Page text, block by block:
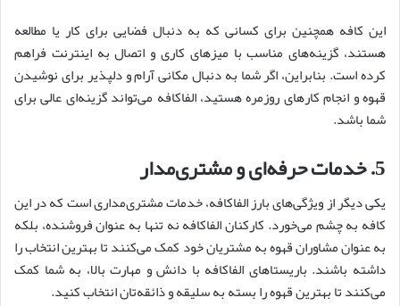
این کافه همچنین برای کسانی که به دنبال فضایی برای کار یا مطالعه
هستند، گزینه‌های مناسب با میزهای کاری و اتصال به اینترنت فراهم
کرده است. بنابراین، اگر شما به دنبال مکانی آرام و دلپذیر برای نوشیدن
قهوه و انجام کارهای روزمره هستید، الفاکافه می‌تواند گزینه‌ای عالی برای
شما باشد.
5. خدمات حرفهای و مشتریمدار
یکی دیگر از ویژگی‌های بارز الفاکافه، خدمات مشتری‌مداری است که در این
کافه به چشم می‌خورد. کارکنان الفاکافه نه تنها به عنوان فروشنده، بلکه
به عنوان مشاوران قهوه به مشتریان خود کمک می‌کنند تا بهترین انتخاب را
داشته باشند. باریستاهای الفاکافه با دانش و مهارت بالا، به شما کمک
می‌کنند تا بهترین قهوه را بسته به سلیقه و ذائقه‌تان انتخاب کنید.